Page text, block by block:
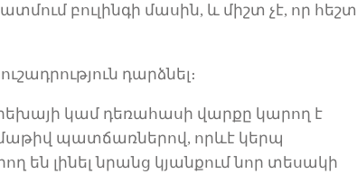
բուլինգի մասին, և միշտ չէ, որ հեշտ
դարձնել։
կամ դեռահասի վարքը կարող է
պատճառներով, որևէ կերպ
են լինել նրանց կյանքումնոր տեսակ ի